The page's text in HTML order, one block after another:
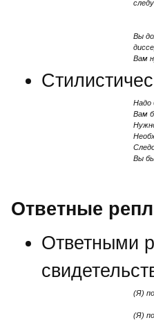
Вы
Вам
Надо
Вам
Вы бы
Ответные
Ответными
(Я)
(Я)